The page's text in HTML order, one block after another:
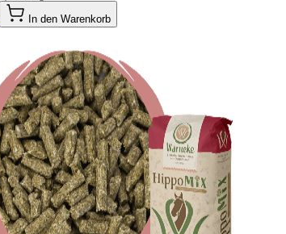
In den Warenkorb